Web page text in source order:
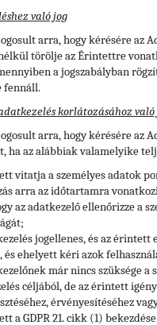
való jog
arra, hogy kérésére az
törölje az Érintettre
a jogszabályban
fennáll.
korlátozásához való
arra, hogy kérésére az
ha az alábbiak valamelyike
vitatja a személyes adatok
arra az időtartamra
az adatkezelő ellenőrizze a
jogellenes, és az érintett
és ehelyett kéri azok
már nincs szüksége a
céljából, de az érintett
érvényesítéséhez
a GDPR 21. cikk (1)